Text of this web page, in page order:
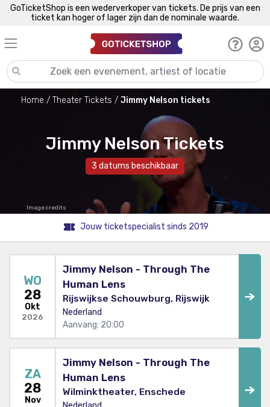
GoTicketShop is een wederverkoper van tickets. De prijs van een
ticket kan hoger of lager zijn dan de nominale waarde.
Home Theater Tickets Jimmy Nelson tickets
Jimmy Nelson Tickets
3 datums beschikbaar
Image credits
Jouw ticketspecialist sinds 2019
WO
28
Okt
2026
Jimmy Nelson - Through The
Human Lens
Rijswijkse Schouwburg, Rijswijk
Nederland
Aanvang: 20:00
ZA
28
Nov
Jimmy Nelson - Through The
Human Lens
Wilminktheater, Enschede